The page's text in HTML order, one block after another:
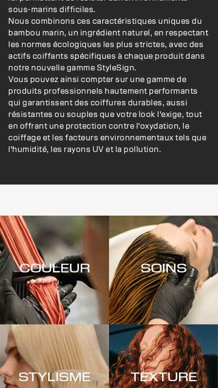
sous-marins difficiles.
Nous combinons ces caractéristiques uniques du
bambou marin, un ingrédient naturel, en respectant
les normes écologiques les plus strictes, avec des
actifs coiffants spécifiques à chaque produit dans
notre nouvelle gamme StyleSign.
Vous pouvez ainsi compter sur une gamme de
produits professionnels hautement performants
qui garantissent des coiffures durables, aussi
résistantes ou souples que votre look l'exige, tout
en offrant une protection contre l'oxydation, le
coiffage et les facteurs environnementaux tels que
l'humidité, les rayons UV et la pollution.
COULEUR SOINS
STYLISME TEXTURE